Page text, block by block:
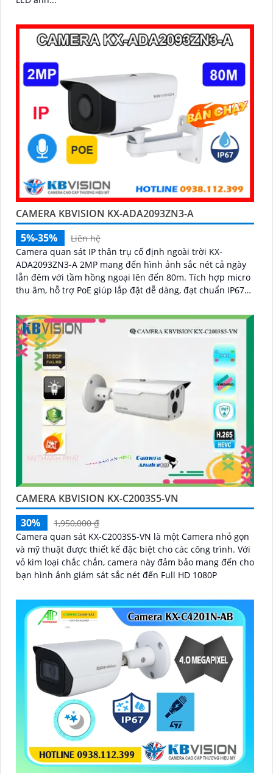
CAMERA KBVISION KX-ADA2093ZN3-A
5%-35%
Liên hệ
Camera quan sát IP thân trụ cố định ngoài trời KX-
ADA2093ZN3-A 2MP mang đến hình ảnh sắc nét cả ngày
lẫn đêm với tầm hồng ngoại lên đến 80m. Tích hợp micro
thu âm, hỗ trợ PoE giúp lắp đặt dễ dàng, đạt chuẩn IP67
CAMERA KBVISION KX-C2003S5-VN
30%
1,950,000 ₫
Camera quan sát KX-C2003S5-VN là một Camera nhỏ gọn
và mỹ thuật được thiết kế đặc biệt cho các công trình. Với
vỏ kim loại chắc chắn, camera này đảm bảo mang đến cho
bạn hình ảnh giám sát sắc nét đến Full HD 1080P